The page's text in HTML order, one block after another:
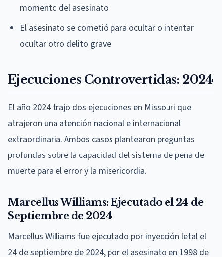
momento del asesinato
El asesinato se cometió para ocultar o intentar
ocultar otro delito grave
Ejecuciones Controvertidas: 2024
El año 2024 trajo dos ejecuciones en Missouri que
atrajeron una atención nacional e internacional
extraordinaria. Ambos casos plantearon preguntas
profundas sobre la capacidad del sistema de pena de
muerte para el error y la misericordia.
Marcellus Williams: Ejecutado el 24 de
Septiembre de 2024
Marcellus Williams fue ejecutado por inyección letal el
24 de septiembre de 2024, por el asesinato en 1998 de